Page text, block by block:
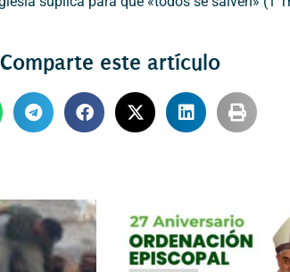
Comparte este artículo